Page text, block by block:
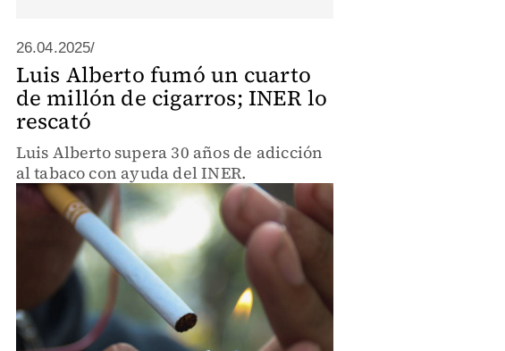
26.04.2025/
Luis Alberto fumó un cuarto
de millón de cigarros; INER lo
rescató
Luis Alberto supera 30 años de adicción
al tabaco con ayuda del INER.